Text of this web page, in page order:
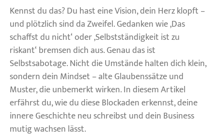
Kennst du das? Du hast eine Vision, dein Herz klopft –
und plötzlich sind da Zweifel. Gedanken wie ‚Das
schaffst du nicht‘ oder ‚Selbstständigkeit ist zu
riskant‘ bremsen dich aus. Genau das ist
Selbstsabotage. Nicht die Umstände halten dich klein,
sondern dein Mindset – alte Glaubenssätze und
Muster, die unbemerkt wirken. In diesem Artikel
erfährst du, wie du diese Blockaden erkennst, deine
innere Geschichte neu schreibst und dein Business
mutig wachsen lässt.